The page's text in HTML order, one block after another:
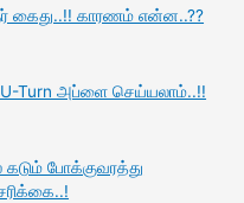
கைது..!! காரணம் என்ன..??
U-Turn அப்ளை செய்யலாம்..!!
கடும் போக்குவரத்து